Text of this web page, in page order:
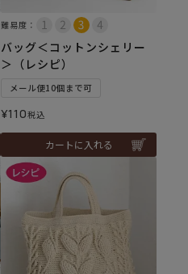
難易度：
バッグ＜コットンシェリー
＞（レシピ）
メール便10個まで可
¥110税込
カートに入れる